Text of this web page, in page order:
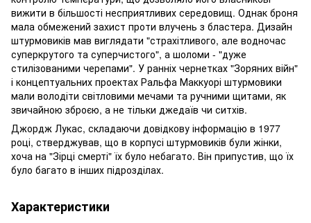
вижити в більшості несприятливих середовищ. Однак броня
мала обмежений захист проти влучень з бластера. Дизайн
штурмовиків мав виглядати "страхітливого, але водночас
суперкрутого та суперчистого", а шоломи - "дуже
стилізованими черепами". У ранніх чернетках "Зоряних війн"
і концептуальних проектах Ральфа Маккуорі штурмовики
мали володіти світловими мечами та ручними щитами, як
звичайною зброєю, а не тільки джедаїв чи ситхів.
Джордж Лукас, складаючи довідкову інформацію в 1977
році, стверджував, що в корпусі штурмовиків були жінки,
хоча на "Зірці смерті" їх було небагато. Він припустив, що їх
було багато в інших підрозділах.
Характеристики